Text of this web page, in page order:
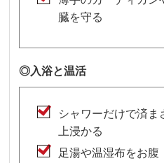
臓を守る
◎入浴と温活
シャワーだけで済ま
上浸かる
足湯や温湿布をお